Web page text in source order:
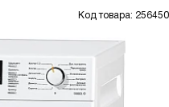
Код товара: 256450